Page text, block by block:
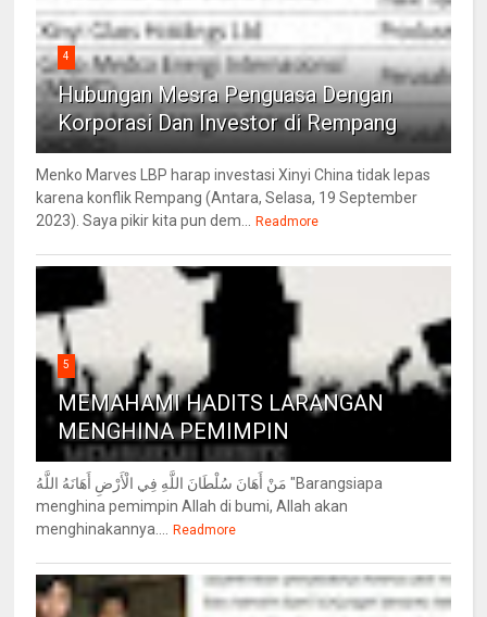
4
Hubungan Mesra Penguasa Dengan
Korporasi Dan Investor di Rempang
Menko Marves LBP harap investasi Xinyi China tidak lepas
karena konflik Rempang (Antara, Selasa, 19 September
2023). Saya pikir kita pun dem... Readmore
5
MEMAHAMI HADITS LARANGAN
MENGHINA PEMIMPIN
مَنْ أَهَانَ سُلْطَانَ اللَّهِ فِي الْأَرْضِ أَهَانَهُ اللَّهُ "Barangsiapa
menghina pemimpin Allah di bumi, Allah akan
menghinakannya.... Readmore